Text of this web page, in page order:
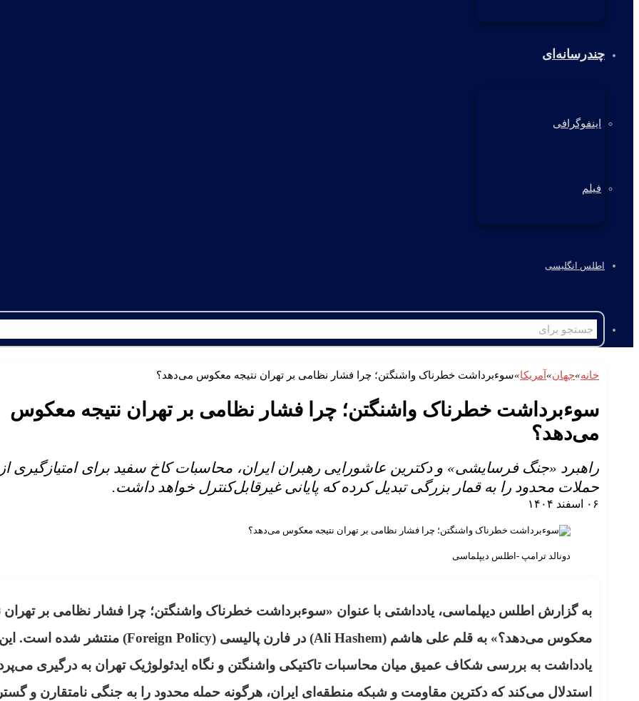
چندرسانه‌ای
اینفوگرافی
فیلم
اطلس انگلیسی
خانه»جهان» آمریکا»سوءبرداشت خطرناک واشنگتن؛ چرا فشار نظامی بر تهران نتیجه معکوس می‌دهد؟
سوءبرداشت خطرناک واشنگتن؛ چرا فشار نظامی بر تهران نتیجه معکوس
می‌دهد؟
راهبرد «جنگ فرسایشی» و دکترین عاشورایی رهبران ایران، محاسبات کاخ سفید برای امتیازگیری
حملات محدود را به قمار بزرگی تبدیل کرده که پایانی غیرقابل‌کنترل خواهد داشت.
۰۶ اسفند ۱۴۰۴
دونالد ترامپ -اطلس دیپلماسی
به گزارش اطلس دیپلماسی، یادداشتی با عنوان «سوءبرداشت خطرناک واشنگتن؛ چرا فشار نظامی بر تهران
معکوس می‌دهد؟» به قلم علی هاشم (Ali Hashem) در فارن پالیسی (Foreign Policy) منتشر شده است. این
یادداشت به بررسی شکاف عمیق میان محاسبات تاکتیکی واشنگتن و نگاه ایدئولوژیک تهران به درگیری
استدلال می‌کند که دکترین مقاومت و شبکه منطقه‌ای ایران، هرگونه حمله محدود را به جنگی نامتقارن و